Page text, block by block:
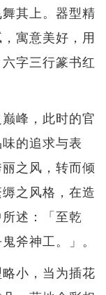
其上。器型精
寓意美好，用
字三行篆书红
峰，此时的官
的追求与表
之风，转而倾
之风格，在造
述：「至乾
斧神工。」。
小，当为插花